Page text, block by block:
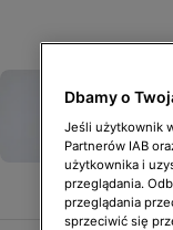
Dbamy o
Jeśli użytkownik
Partnerów IAB
użytkownika i
przeglądania.
przeglądania
sprzeciwić się